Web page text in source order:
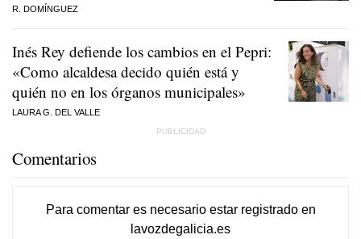
R. DOMÍNGUEZ
Inés Rey defiende los cambios en el Pepri:
«Como alcaldesa decido quién está y
quién no en los órganos municipales»
LAURA G. DEL VALLE
Comentarios
Para comentar es necesario estar registradoen
lavozdegalicia.es